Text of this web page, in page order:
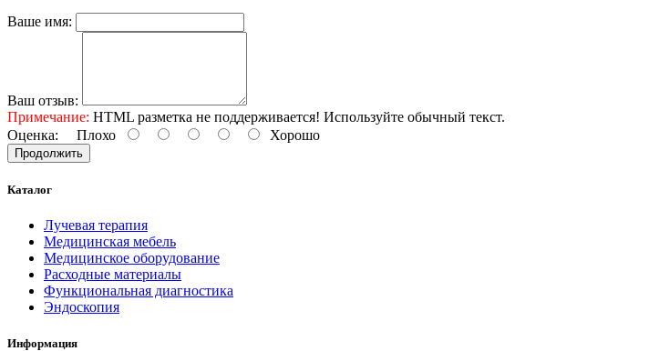
Ваше имя:
Ваш отзыв:
Примечание: HTML разметка не поддерживается! Используйте обычный текст.
Оценка: Плохо Хорошо
Продолжить
Каталог
Лучевая терапия
Медицинская мебель
Медицинское оборудование
Расходные материалы
Функциональная диагностика
Эндоскопия
Информация